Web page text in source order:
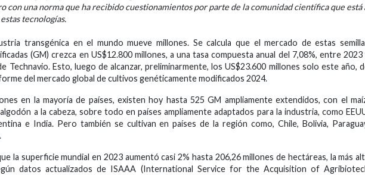
con una norma que ha recibido cuestionamientos por parte de la comunidad científica que está
tecnologías.
transgénica en el mundo mueve millones. Se calcula que el mercado de estas
(GM) crezca en US$12.800 millones, a una tasa compuesta anual del 7,08%, entre 2023
Technavio. Esto, luego de alcanzar, preliminarmente, los US$23.600 millones solo este año,
del mercado global de cultivos genéticamente modificados 2024.
en la mayoría de países, existen hoy hasta 525 GM ampliamente extendidos, con el
a la cabeza, sobre todo en países ampliamente adaptados para la industria, como
e India. Pero también se cultivan en países de la región como, Chile, Bolivia,
la superficie mundial en 2023 aumentó casi 2% hasta 206,26 millones de hectáreas, la más
datos actualizados de ISAAA (International Service for the Acquisition of